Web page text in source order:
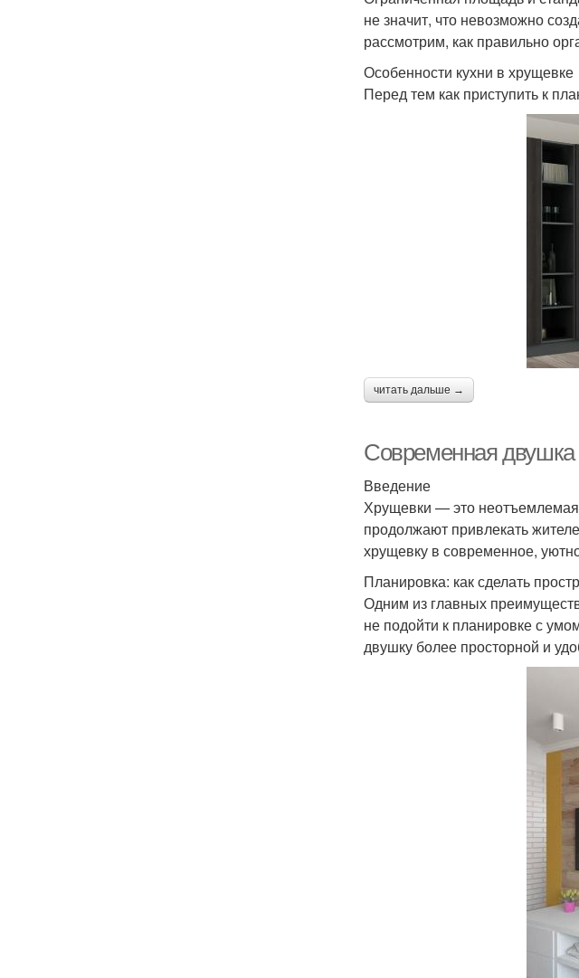
не значит, что невозможно
рассмотрим, как правильно
Особенности кухни в хрущевке
Перед тем как приступить к
читать дальше →
Современная двушка
Введение
Хрущевки — это
продолжают привлекать
хрущевку в современное,
Планировка: как сделать
Одним из главных
не подойти к планировке с
двушку более просторной и